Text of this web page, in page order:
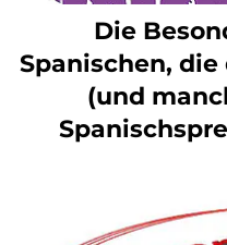
Die
Spanischen,
(und